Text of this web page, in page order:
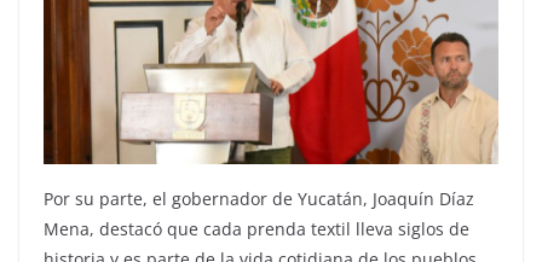
Por su parte, el gobernador de Yucatán, Joaquín Díaz
Mena, destacó que cada prenda textil lleva siglos de